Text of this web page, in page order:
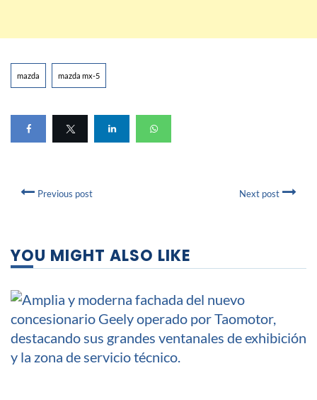
mazda mazda mx-5
Previous post Next post
YOU MIGHT ALSO LIKE